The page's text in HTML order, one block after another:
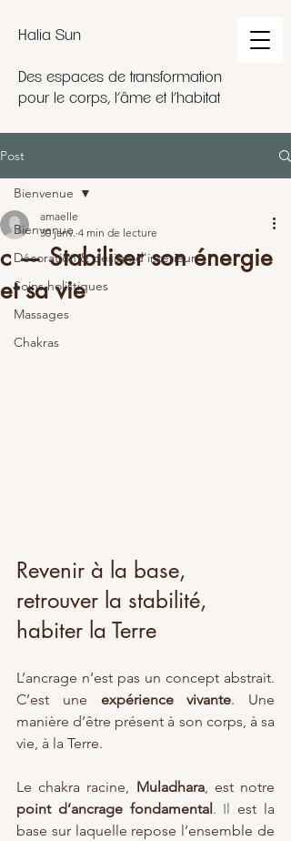
Halia Sun
Des espaces de transformation
pour le corps, l’âme et l’habitat
Post
Bienvenue
Décoration & design d'intérieur
Soins holistiques
Massages
Chakras
Bienvenue
c — Stabiliser son énergie
et sa vie
amaelle
30 janv. 4 min de lecture
Revenir à la base,
retrouver la stabilité,
habiter la Terre
L’ancrage n’est pas un concept abstrait.
C’est une expérience vivante. Une
manière d’être présent à son corps, à sa
vie, à la Terre.
Le chakra racine, Muladhara
point d’ancrage fondamental. Il est la
base sur laquelle repose l’ensemble de